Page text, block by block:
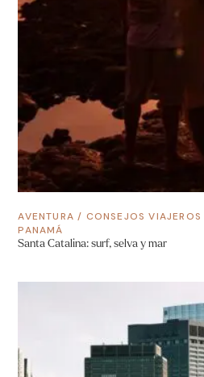
AVENTURA / CONSEJOS VIAJEROS
PANAMÁ
Santa Catalina: surf, selva y mar